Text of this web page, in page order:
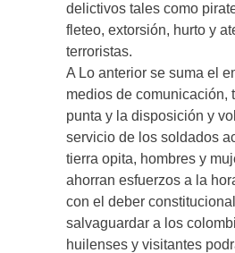
delictivos tales como
fleteo, extorsión, hurto y
terroristas.
A Lo anterior se suma el
medios de comunicación,
punta y la disposición y
servicio de los soldados
tierra opita, hombres y
ahorran esfuerzos a la
con el deber
salvaguardar a los
huilenses y visitantes